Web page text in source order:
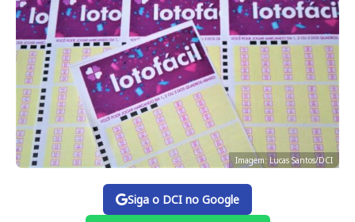
Imagem: Lucas Santos/DCI
Siga o DCI no Google